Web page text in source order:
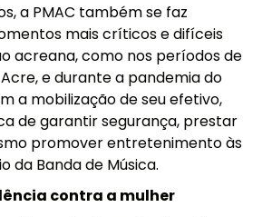
a PMAC também se faz
mais críticos e difíceis
acreana, como nos períodos de
e durante a pandemia do
a mobilização de seu efetivo,
de garantir segurança, prestar
promover entretenimento às
da Banda de Música.
contra a mulher